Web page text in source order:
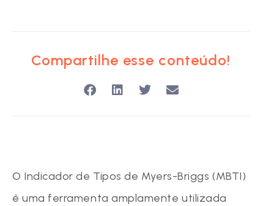
Compartilhe esse conteúdo!
O Indicador de Tipos de Myers-Briggs (MBTI)
é uma ferramenta amplamente utilizada